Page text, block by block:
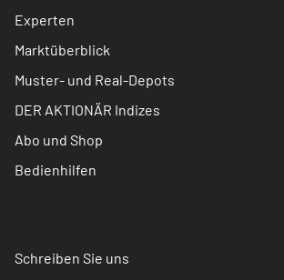
Experten
Marktüberblick
Muster- und Real-Depots
DER AKTIONÄR Indizes
Abo und Shop
Bedienhilfen
Schreiben Sie uns